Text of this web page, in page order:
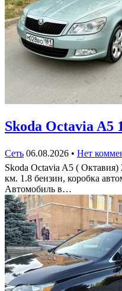
Skoda Octavia A5
Сеть 06.08.2026 • Нет
Skoda Octavia A5 (
км. 1.8 бензин, коробка
Автомобиль в…